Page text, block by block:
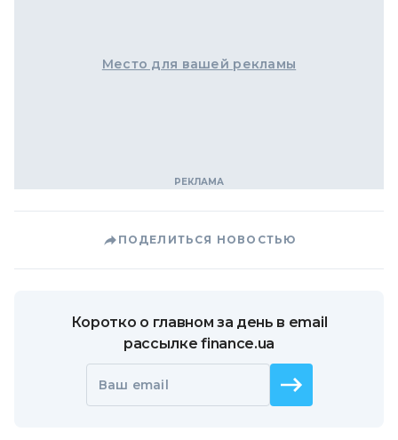
Место для вашей рекламы
ПОДЕЛИТЬСЯ НОВОСТЬЮ
Коротко о главном за день в email
рассылке finance.ua
Ваш email